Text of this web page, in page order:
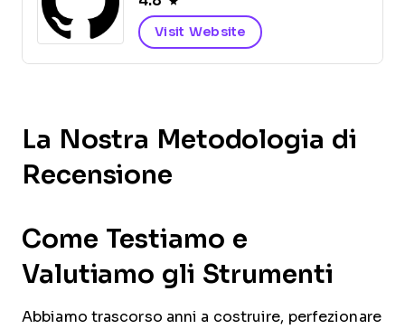
Visit Website
La Nostra Metodologia di
Recensione
Come Testiamo e
Valutiamo gli Strumenti
Abbiamo trascorso anni a costruire, perfezionare